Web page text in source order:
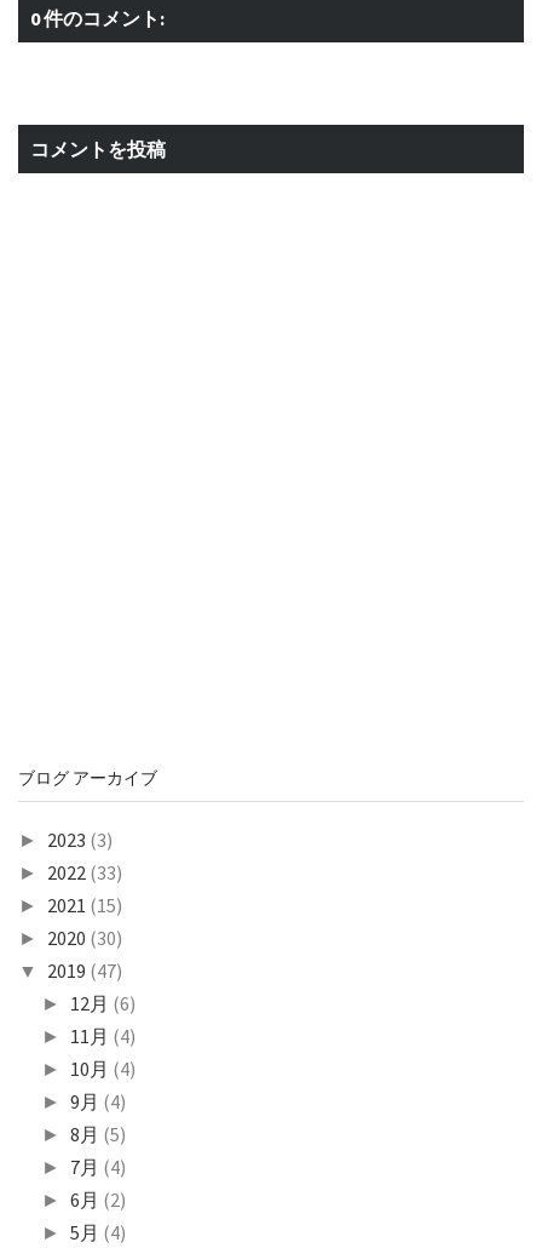
0 件のコメント:
コメントを投稿
ブログ アーカイブ
► 2023 (3)
► 2022 (33)
► 2021 (15)
► 2020 (30)
▼ 2019 (47)
► 12月 (6)
► 11月 (4)
► 10月 (4)
►9月 (4)
►8月 (5)
► 7月 (4)
►6月 (2)
►5月 (4)